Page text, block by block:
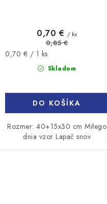
Skladom
0,70 € / ks
0,85 €
Jednotková
0,70 € / 1 ks
DO KOŠÍKA
Rozmer: 40+15x30 cm Miłego
dnia vzor Lapač snov